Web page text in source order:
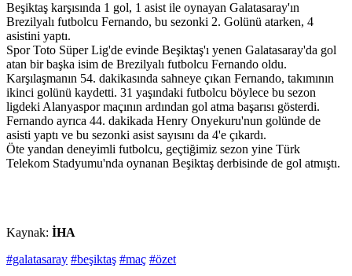
Beşiktaş karşısında 1 gol, 1 asist ile oynayan Galatasaray'ın
Brezilyalı futbolcu Fernando, bu sezonki 2. Golünü atarken, 4
asistini yaptı.
Spor Toto Süper Lig'de evinde Beşiktaş'ı yenen Galatasaray'da gol
atan bir başka isim de Brezilyalı futbolcu Fernando oldu.
Karşılaşmanın 54. dakikasında sahneye çıkan Fernando, takımının
ikinci golünü kaydetti. 31 yaşındaki futbolcu böylece bu sezon
ligdeki Alanyaspor maçının ardından gol atma başarısı gösterdi.
Fernando ayrıca 44. dakikada Henry Onyekuru'nun golünde de
asisti yaptı ve bu sezonki asist sayısını da 4'e çıkardı.
Öte yandan deneyimli futbolcu, geçtiğimiz sezon yine Türk
Telekom Stadyumu'nda oynanan Beşiktaş derbisinde de gol atmıştı.
Kaynak: İHA
#galatasaray #beşiktaş #maç #özet